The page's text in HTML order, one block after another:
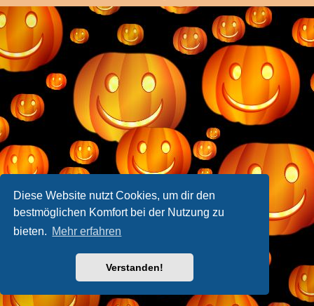
Diese Website nutzt Cookies, um dir den
bestmöglichen Komfort bei der Nutzung zu
bieten. Mehr erfahren
Verstanden!